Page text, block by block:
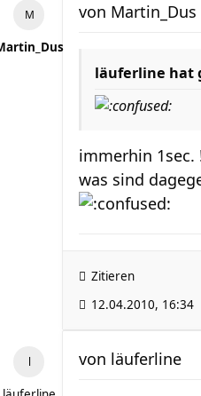
von Martin_Dus
läuferline hat
immerhin 1sec.
was sind
Zitieren
12.04.2010, 16:34
von läuferline